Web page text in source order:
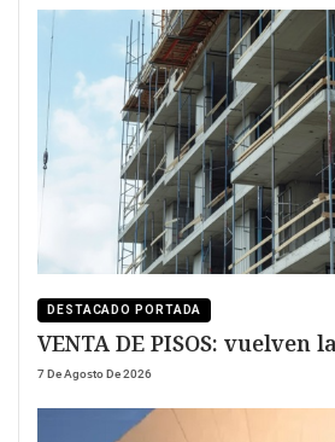
DESTACADO PORTADA
VENTA DE PISOS: vuelven
7 De Agosto De 2026